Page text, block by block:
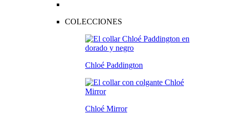
COLECCIONES
Chloé Paddington
Chloé Mirror